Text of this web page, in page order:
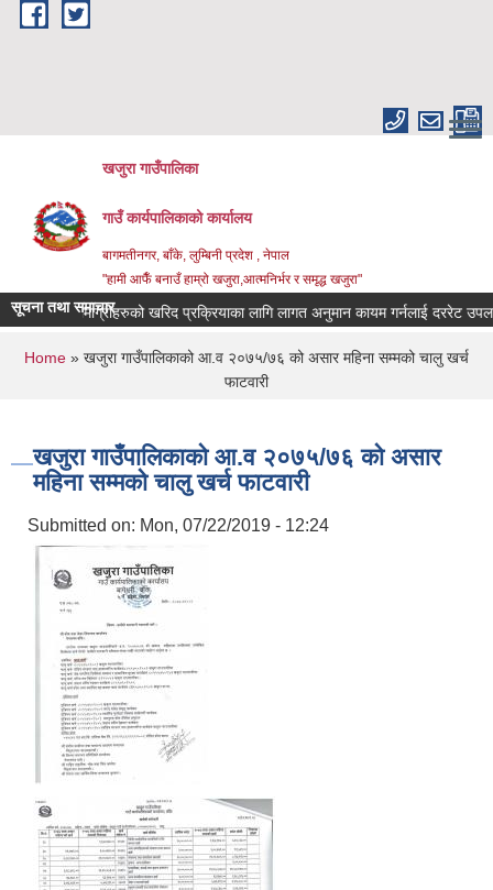
Skip to main content
खजुरा गाउँपालिका
गाउँ कार्यपालिकाको कार्यालय
बागमतीनगर, बाँके, लुम्बिनी प्रदेश , नेपाल
"हामी आफैँ बनाउँ हाम्रो खजुरा,आत्मनिर्भर र समृद्ध खजुरा"
सूचना तथा समाचार
सामाग्रीहरुको खरिद प्रक्रियाका लागि लागत अनुमान कायम गर्नलाई दररेट
You are here
Home » खजुरा गाउँपालिकाको आ.व २०७५/७६ को असार महिना सम्मको चालु खर्च
फाटवारी
खजुरा गाउँपालिकाको आ.व २०७५/७६ को असार
महिना सम्मको चालु खर्च फाटवारी
Submitted on: Mon, 07/22/2019 - 12:24